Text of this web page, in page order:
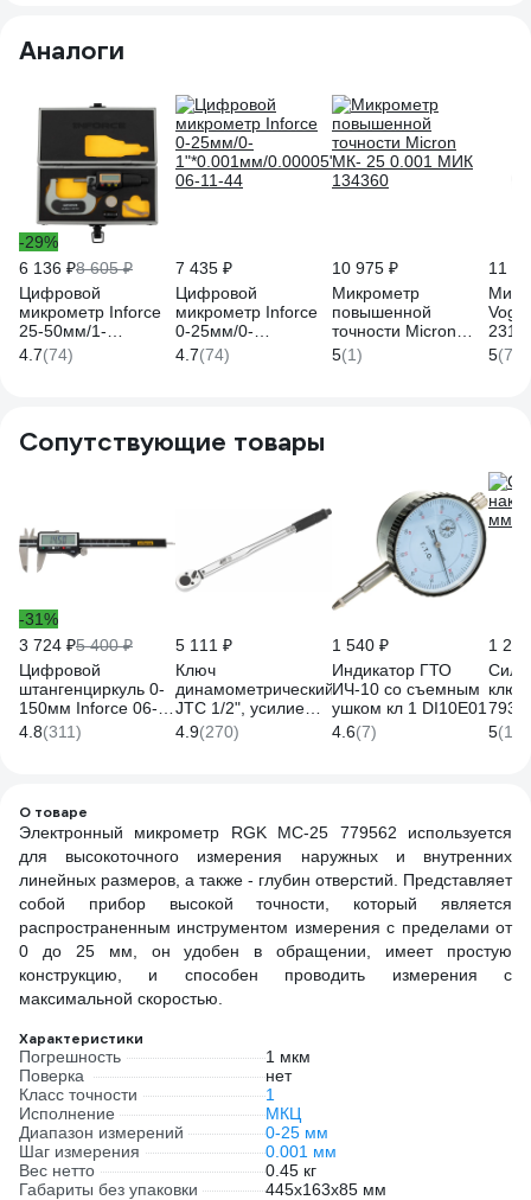
Аналоги
-29%
6 136 ₽8 605 ₽
Цифровой
микрометр Inforce
25-50мм/1-
2"*0.001мм/0.00005"
06-11-45
4.7(74)
7 435 ₽
Цифровой
микрометр Inforce
0-25мм/0-
1"*0.001мм/0.00005"
06-11-44
4.7(74)
10 975 ₽
Микрометр
повышенной
точности Micron
МК- 25 0.001 МИК
134360
5(1)
11
5(7)
Сопутствующие товары
-31%
3 724 ₽5 400 ₽
Цифровой
штангенциркуль 0-
150мм Inforce 06-
11-39
4.8(311)
5 111 ₽
Ключ
динамометрический
JTC 1/2", усилие
затяжки 28-210 Нм,
длина 470 мм, 6903
4.9(270)
1 540 ₽
Индикатор ГТО
ИЧ-10 со съемным
ушком кл 1 DI10E01
4.6(7)
1
5
О товаре
Электронный микрометр RGK MC-25 779562 используется
для высокоточного измерения наружных и внутренних
линейных размеров, а также - глубин отверстий. Представляет
собой прибор высокой точности, который является
распространенным инструментом измерения с пределами от
0 до 25 мм, он удобен в обращении, имеет простую
конструкцию, и способен проводить измерения с
максимальной скоростью.
Характеристики
Погрешность
1 мкм
Поверка
нет
Класс точности
1
Исполнение
МКЦ
Диапазон измерений
0-25 мм
Шаг измерения
0.001 мм
Вес нетто
0.45 кг
Габариты без упаковки
445х163х85 мм